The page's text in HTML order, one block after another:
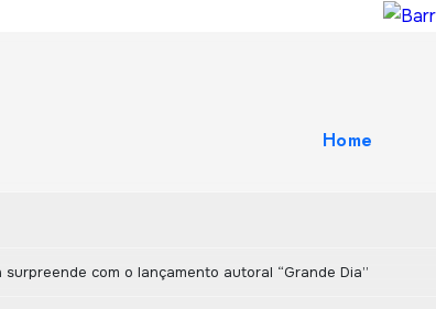
Home
surpreende com o lançamento autoral “Grande Dia”